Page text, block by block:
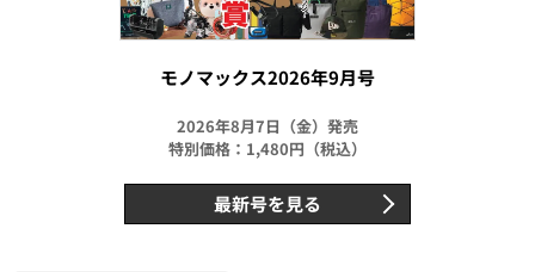
モノマックス2026年9月号
2026年8月7日（金）発売
特別価格：1,480円（税込）
最新号を見る